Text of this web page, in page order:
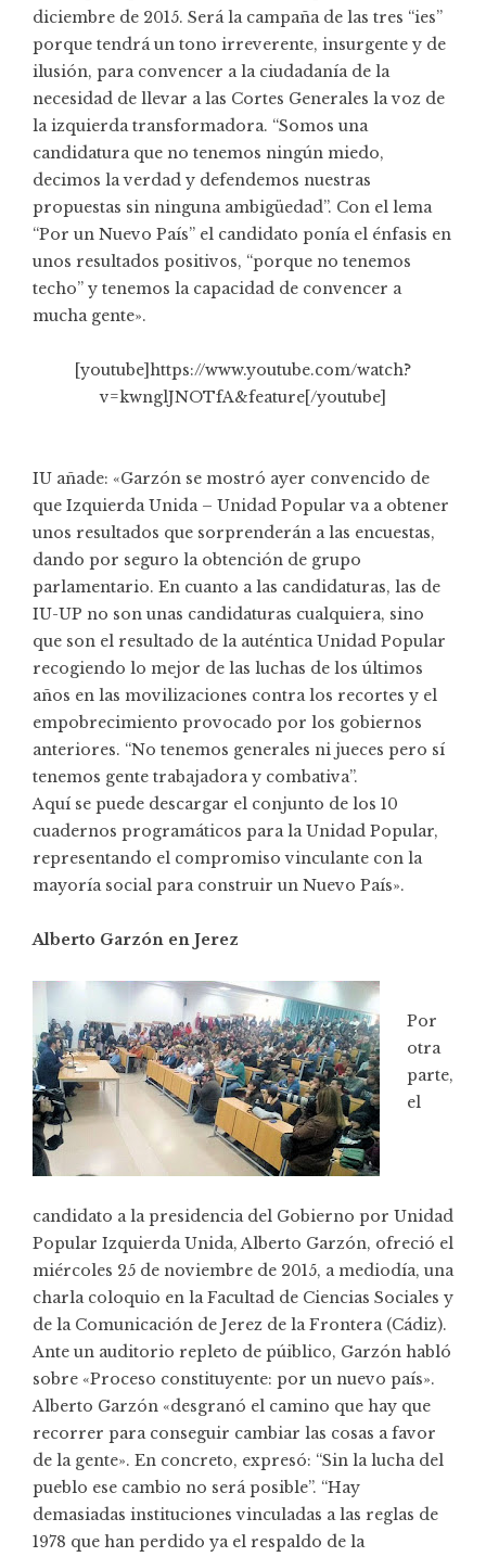
diciembre de 2015. Será la campaña de las tres “ies”
porque tendrá un tono irreverente, insurgente y de
ilusión, para convencer a la ciudadanía de la
necesidad de llevar a las Cortes Generales la voz de
la izquierda transformadora. “Somos una
candidatura que no tenemos ningún miedo,
decimos la verdad y defendemos nuestras
propuestas sin ninguna ambigüedad”. Con el lema
“Por un Nuevo País” el candidato ponía el énfasis en
unos resultados positivos, “porque no tenemos
techo” y tenemos la capacidad de convencer a
mucha gente».
[youtube]https://www.youtube.com/watch?
v=kwnglJNOTfA&feature[/youtube]
IU añade: «Garzón se mostró ayer convencido de
que Izquierda Unida – Unidad Popular va a obtener
unos resultados que sorprenderán a las encuestas,
dando por seguro la obtención de grupo
parlamentario. En cuanto a las candidaturas, las de
IU-UP no son unas candidaturas cualquiera, sino
que son el resultado de la auténtica Unidad Popular
recogiendo lo mejor de las luchas de los últimos
años en las movilizaciones contra los recortes y el
empobrecimiento provocado por los gobiernos
anteriores. “No tenemos generales ni jueces pero sí
tenemos gente trabajadora y combativa”.
Aquí se puede descargar el conjunto de los 10
cuadernos programáticos para la Unidad Popular,
representando el compromiso vinculante con la
mayoría social para construir un Nuevo País».
Alberto Garzón en Jerez
Por
otra
parte,
el
candidato a la presidencia del Gobierno por Unidad
Popular Izquierda Unida, Alberto Garzón, ofreció el
miércoles 25 de noviembre de 2015, a mediodía, una
charla coloquio en la Facultad de Ciencias Sociales y
de la Comunicación de Jerez de la Frontera (Cádiz).
Ante un auditorio repleto de púiblico, Garzón habló
sobre «Proceso constituyente: por un nuevo país».
Alberto Garzón «desgranó el camino que hay que
recorrer para conseguir cambiar las cosas a favor
de la gente». En concreto, expresó: “Sin la lucha del
pueblo ese cambio no será posible”. “Hay
demasiadas instituciones vinculadas a las reglas de
1978 que han perdido ya el respaldo de la